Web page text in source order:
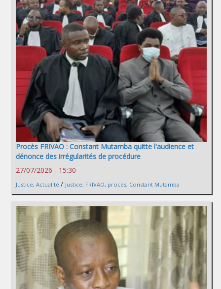
Procès FRIVAO : Constant Mutamba quitte l'audience et
dénonce des irrégularités de procédure
27/07/2026 - 15:30
Justice, Actualité / Justice, FRIVAO, procès, Constant Mutamba